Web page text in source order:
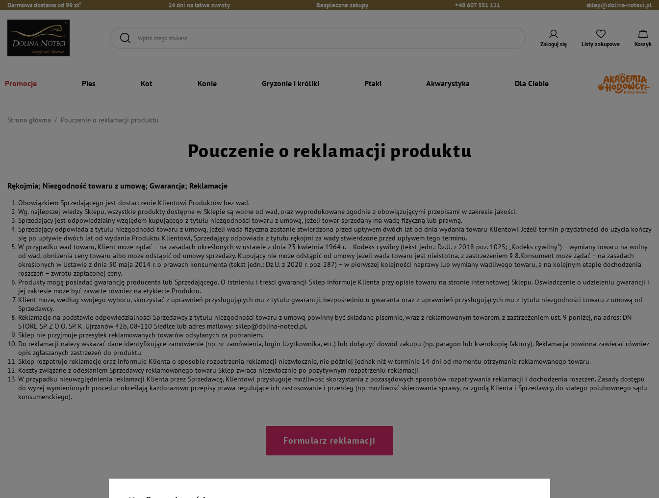
Darmowa dostawa od 99 zł* 14 dni na łatwe zwroty Bezpieczne zakupy +48 607 551 111 sklep@dolina-noteci.pl
Zaloguj się Listy zakupowe Koszyk
Promocje Pies Kot Konie Gryzonie i króliki Ptaki Akwarystyka Dla Ciebie
Strona główna Pouczenie o reklamacji produktu
Pouczenie o reklamacji produktu
Rękojmia; Niezgodność towaru z umową; Gwarancja; Reklamacje
Obowiązkiem Sprzedającego jest dostarczenie Klientowi Produktów bez wad.
Wg. najlepszej wiedzy Sklepu, wszystkie produkty dostępne w Sklepie są wolne od wad, oraz wyprodukowane zgodnie z obowiązującymi przepisami w zakresie jakości.
Sprzedający jest odpowiedzialny względem kupującego z tytułu niezgodności towaru z umową, jeżeli towar sprzedany ma wadę fizyczną lub prawną.
Sprzedający odpowiada z tytułu niezgodności towaru z umową, jeżeli wada fizyczna zostanie stwierdzona przed upływem dwóch lat od dnia wydania towaru Klientowi. Jeżeli termin przydatności do użycia kończy
się po upływie dwóch lat od wydania Produktu Klientowi, Sprzedający odpowiada z tytułu rękojmi za wady stwierdzone przed upływem tego terminu.
W przypadku wad towaru, Klient może żądać – na zasadach określonych w ustawie z dnia 23 kwietnia 1964 r. – Kodeks cywilny (tekst jedn.: Dz.U. z 2018 poz. 1025; „Kodeks cywilny”) – wymiany towaru na wolny
od wad, obniżenia ceny towaru albo może odstąpić od umowy sprzedaży. Kupujący nie może odstąpić od umowy jeżeli wada towaru jest nieistotna, z zastrzeżeniem § 8.Konsument może żądać – na zasadach
określonych w Ustawie z dnia 30 maja 2014 r. o prawach konsumenta (tekst jedn.: Dz.U. z 2020 r. poz. 287) – w pierwszej kolejności naprawy lub wymiany wadliwego towaru, a na kolejnym etapie dochodzenia
roszczeń – zwrotu zapłaconej ceny.
Produkty mogą posiadać gwarancję producenta lub Sprzedającego. O istnieniu i treści gwarancji Sklep informuje Klienta przy opisie towaru na stronie internetowej Sklepu. Oświadczenie o udzieleniu gwarancji i
jej zakresie może być zawarte również na etykiecie Produktu.
Klient może, według swojego wyboru, skorzystać z uprawnień przysługujących mu z tytułu gwarancji, bezpośrednio u gwaranta oraz z uprawnień przysługujących mu z tytułu niezgodności towaru z umową od
Sprzedawcy.
Reklamacje na podstawie odpowiedzialności Sprzedawcy z tytułu niezgodności towaru z umową powinny być składane pisemnie, wraz z reklamowanym towarem, z zastrzeżeniem ust. 9 poniżej, na adres: DN
STORE SP. Z O.O. SP. K. Ujrzanów 42b, 08-110 Siedlce lub adres mailowy: sklep@dolina-noteci.pl.
Sklep nie przyjmuje przesyłek reklamowanych towarów odsyłanych za pobraniem.
Do reklamacji należy wskazać dane identyfikujące zamówienie (np. nr zamówienia, login Użytkownika, etc.) lub dołączyć dowód zakupu (np. paragon lub kserokopię faktury). Reklamacja powinna zawierać również
opis zgłaszanych zastrzeżeń do produktu.
Sklep rozpatruje reklamacje oraz informuje Klienta o sposobie rozpatrzenia reklamacji niezwłocznie, nie później jednak niż w terminie 14 dni od momentu otrzymania reklamowanego towaru.
Koszty związane z odesłaniem Sprzedawcy reklamowanego towaru Sklep zwraca niezwłocznie po pozytywnym rozpatrzeniu reklamacji.
W przypadku nieuwzględnienia reklamacji Klienta przez Sprzedawcę, Klientowi przysługuje możliwość skorzystania z pozasądowych sposobów rozpatrywania reklamacji i dochodzenia roszczeń. Zasady dostępu
do wyżej wymienionych procedur określają każdorazowo przepisy prawa regulujące ich zastosowanie i przebieg (np. możliwość skierowania sprawy, za zgodą Klienta i Sprzedawcy, do stałego polubownego sądu
konsumenckiego).
Formularz reklamacji